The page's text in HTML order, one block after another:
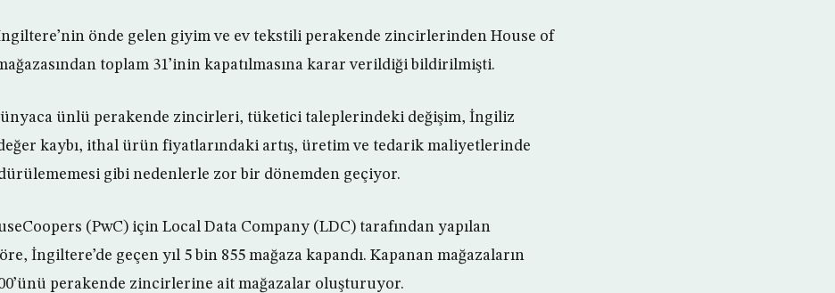
önde gelen giyim ve ev tekstili perakende zincirlerinden House of
toplam 31’inin kapatılmasına karar verildiği bildirilmişti.
ünlü perakende zincirleri, tüketici taleplerindeki değişim, İngiliz
kaybı, ithal ürün fiyatlarındaki artış, üretim ve tedarik maliyetlerinde
gibi nedenlerle zor bir dönemden geçiyor.
(PwC) için Local Data Company (LDC) tarafından yapılan
İngiltere’de geçen yıl 5 bin 855 mağaza kapandı. Kapanan mağazaların
perakende zincirlerine ait mağazalar oluşturuyor.